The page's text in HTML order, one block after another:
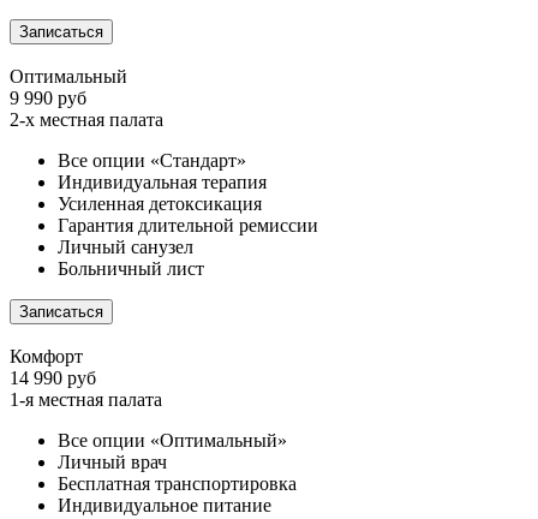
Записаться
Оптимальный
9 990 руб
2-х местная палата
Все опции «Стандарт»
Индивидуальная терапия
Усиленная детоксикация
Гарантия длительной ремиссии
Личный санузел
Больничный лист
Записаться
Комфорт
14 990 руб
1-я местная палата
Все опции «Оптимальный»
Личный врач
Бесплатная транспортировка
Индивидуальное питание